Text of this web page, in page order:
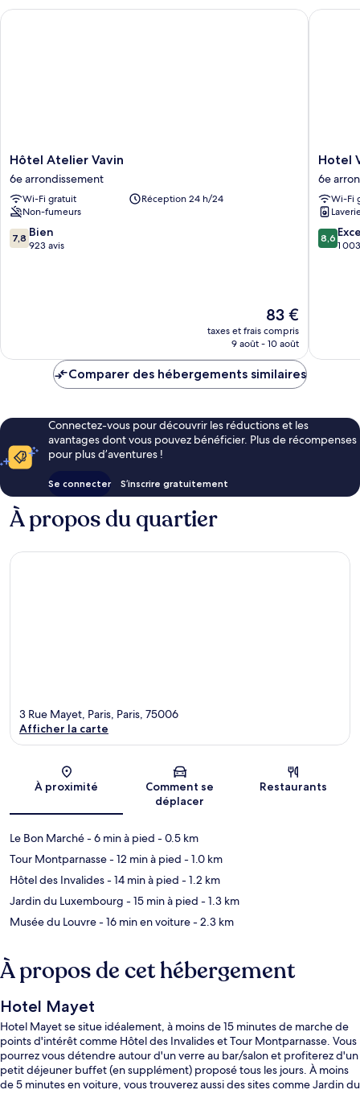
chambre
Chambre
Hôtel
Atelier
Vavin
6e
arrondissement
Hôtel Atelier Vavin
6e arrondissement
Wi-Fi gratuit
Réception 24 h/24
Non-fumeurs
7.8
sur
7,8 Bien
923 avis
Le
nouveau
prix
de
83 €
taxes et frais compris
9 août - 10 août
Hôtel Atelier Vavin
Hotel
Vaneau
Saint
Germain
6e
Hotel
6e
Wi-Fi
8.6
sur
8,6
1
Hotel
Comparer des hébergements similaires
Connectez-vous pour découvrir les réductions et les
avantages dont vous pouvez bénéficier. Plus de récompenses
pour plus d’aventures !
Se connecter S’inscrire gratuitement
À propos du quartier
Carte
3 Rue Mayet, Paris, Paris, 75006
Afficher la carte
À proximité
Comment se
déplacer
Restaurants
Le Bon Marché- 6 min à pied - 0.5 km
Tour Montparnasse- 12 min à pied - 1.0 km
Hôtel des Invalides- 14 min à pied - 1.2 km
Jardin du Luxembourg - 15 min à pied - 1.3 km
Musée du Louvre- 16 min en voiture- 2.3 km
À propos de cet hébergement
Hotel Mayet
Hotel Mayet se situe idéalement, à moins de 15 minutes de marche de
points d'intérêt comme Hôtel des Invalides et Tour Montparnasse. Vous
pourrez vous détendre autour d'un verre au bar/salon et profiterez d'un
petit déjeuner buffet (en supplément) proposé tous les jours. À moins
de 5 minutes en voiture, vous trouverez aussi des sites comme Jardin du